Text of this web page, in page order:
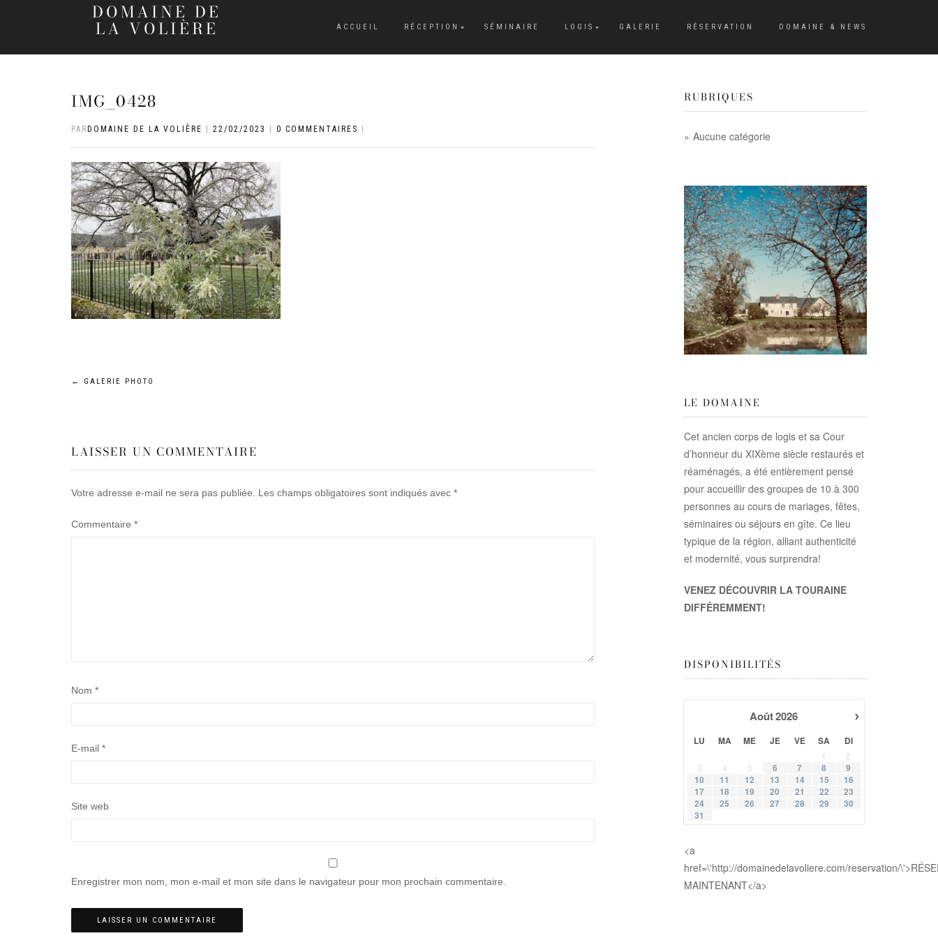
DOMAINE DE
LA VOLIÈRE ACCUEIL RÉCEPTION SÉMINAIRE LOGIS GALERIE RÉSERVATION DOMAINE & NEWS
IMG_0428
PAR DOMAINE DE LA VOLIÈRE 22/02/2023 0 COMMENTAIRES
Navigation
l’article
← GALERIE PHOTO
LAISSER UN COMMENTAIRE
Votre adresse e-mail ne sera pas publiée. Les champs obligatoires sont indiqués avec *
Commentaire *
Nom *
E-mail *
Site web
Enregistrer mon nom, mon e-mail et mon site dans le navigateur pour mon prochain commentaire.
RUBRIQUES
Aucune catégorie
LE DOMAINE
Cet ancien corps de logis et sa Cour
d’honneur du XIXème siècle restaurés et
réaménagés, a été entièrement pensé
pour accueillir des groupes de 10 à 300
personnes au cours de mariages, fêtes,
séminaires ou séjours en gîte. Ce lieu
typique de la région, alliant authenticité
et modernité, vous surprendra!
VENEZ DÉCOUVRIR LA TOURAINE
DIFFÉREMMENT!
DISPONIBILITÉS
›
Août2026
LU MA ME JE VE SA DI
1
2
3
4 5 6 7 8
9
10
11 12 13 14 15
16
17
18 19 20 21 22
23
24
25 26 27 28 29
30
31
<a
href=\'http://domainedelavoliere.com/reservation/
MAINTENANT</a>